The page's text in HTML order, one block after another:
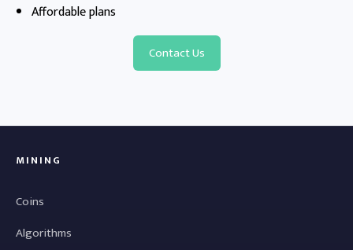
Affordable plans
Contact Us
MINING
Coins
Algorithms